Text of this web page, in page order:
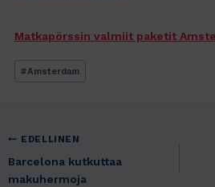
Matkapörssin valmiit paketit
Avainsanat:
#Amsterdam
Artikkelien
selaus
EDELLINEN
Barcelona kutkuttaa
makuhermoja